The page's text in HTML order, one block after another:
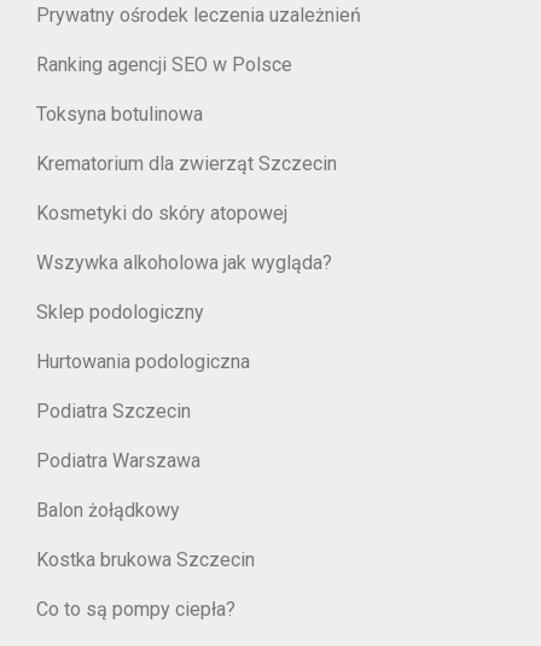
Prywatny ośrodek leczenia uzależnień
Ranking agencji SEO w Polsce
Toksyna botulinowa
Krematorium dla zwierząt Szczecin
Kosmetyki do skóry atopowej
Wszywka alkoholowa jak wygląda?
Sklep podologiczny
Hurtowania podologiczna
Podiatra Szczecin
Podiatra Warszawa
Balon żołądkowy
Kostka brukowa Szczecin
Co to są pompy ciepła?